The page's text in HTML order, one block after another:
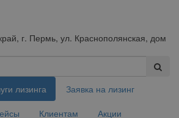
г. Пермь, ул. Краснополянская, дом
лизинга
Заявка на лизинг
Клиентам Акции